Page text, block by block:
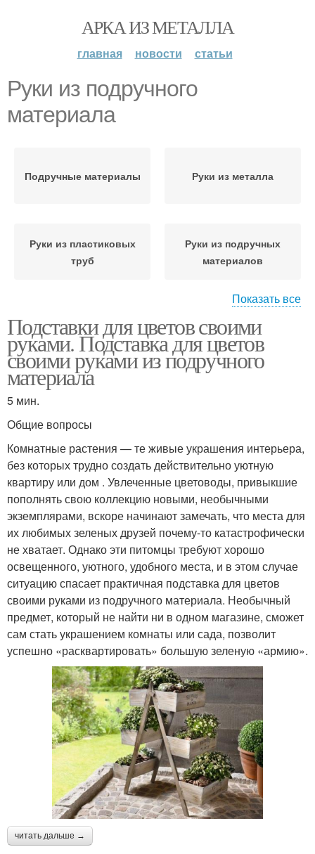
АРКА ИЗ МЕТАЛЛА
главная новости статьи
Руки из подручного
материала
Подручные материалы Руки из металла
Руки из пластиковых
труб
Руки из подручных
материалов
Руки с нуля
Показать все
Подставки для цветов своими
руками. Подставка для цветов
своими руками из подручного
материала
5 мин.
Общие вопросы
Комнатные растения — те живые украшения интерьера,
без которых трудно создать действительно уютную
квартиру или дом . Увлеченные цветоводы, привыкшие
пополнять свою коллекцию новыми, необычными
экземплярами, вскоре начинают замечать, что места для
их любимых зеленых друзей почему-то катастрофически
не хватает. Однако эти питомцы требуют хорошо
освещенного, уютного, удобного места, и в этом случае
ситуацию спасает практичная подставка для цветов
своими руками из подручного материала. Необычный
предмет, который не найти ни в одном магазине, сможет
сам стать украшением комнаты или сада, позволит
успешно «расквартировать» большую зеленую «армию».
читать дальше →